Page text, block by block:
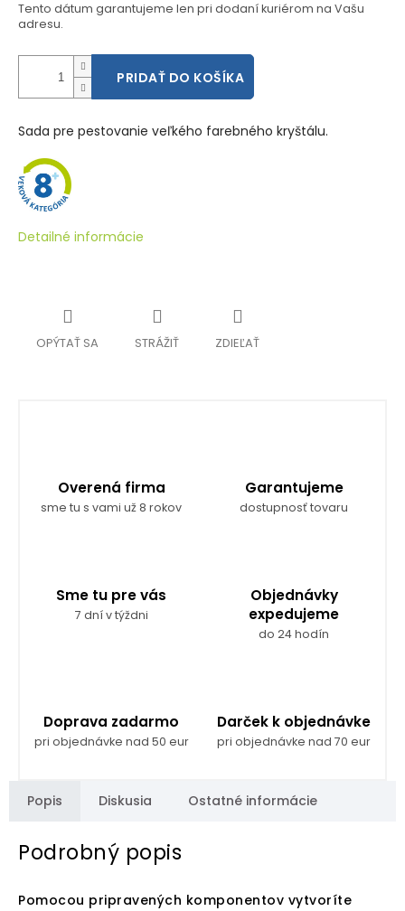
Tento dátum garantujeme len pri dodaní kuriérom na Vašu
adresu.
PRIDAŤ DO KOŠÍKA
Sada pre pestovanie veľkého farebného kryštálu.
Detailné informácie
OPÝTAŤ SA STRÁŽIŤ ZDIEĽAŤ
Overená firma
sme tu s vami už 8 rokov
Garantujeme
dostupnosť tovaru
Sme tu pre vás
7 dní v týždni
Objednávky
expedujeme
do 24 hodín
Doprava zadarmo
pri objednávke nad 50 eur
Darček k objednávke
pri objednávke nad 70 eur
Popis Diskusia Ostatné informácie
Podrobný popis
Pomocou pripravených komponentov vytvoríte